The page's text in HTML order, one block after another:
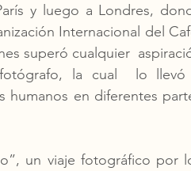
y luego a Londres,
Internacional del
superó cualquier
la cual  lo llevó
humanos en diferentes
un viaje fotográfico por